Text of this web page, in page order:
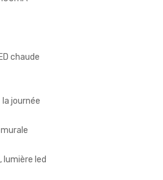
chaude
journée
lumière led